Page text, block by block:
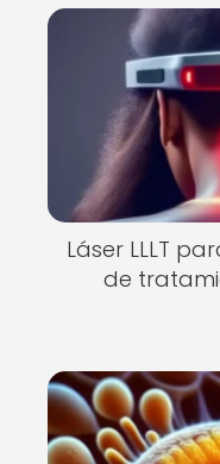
Láser LLLT
de